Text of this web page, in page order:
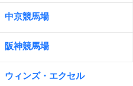
中京競馬場
阪神競馬場
ウィンズ・エクセル